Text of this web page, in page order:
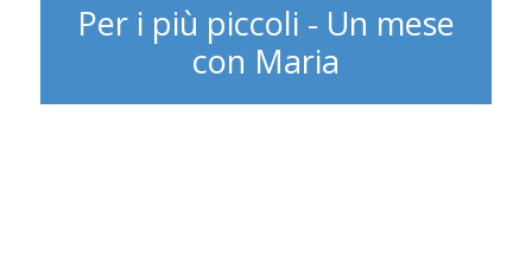
Per i più piccoli - Un mese
con Maria